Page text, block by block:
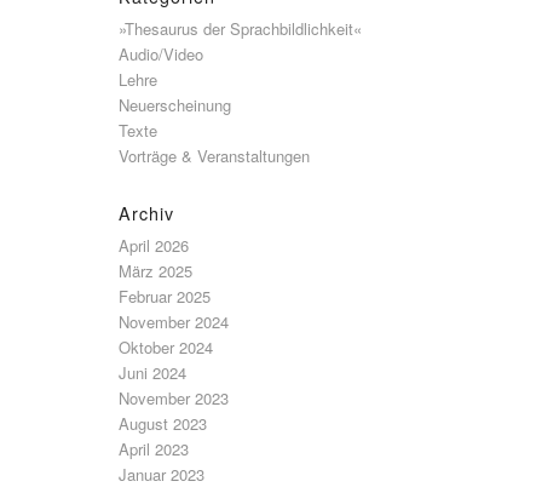
»Thesaurus der Sprachbildlichkeit«
Audio/Video
Lehre
Neuerscheinung
Texte
Vorträge & Veranstaltungen
Archiv
April 2026
März 2025
Februar 2025
November 2024
Oktober 2024
Juni 2024
November 2023
August 2023
April 2023
Januar 2023